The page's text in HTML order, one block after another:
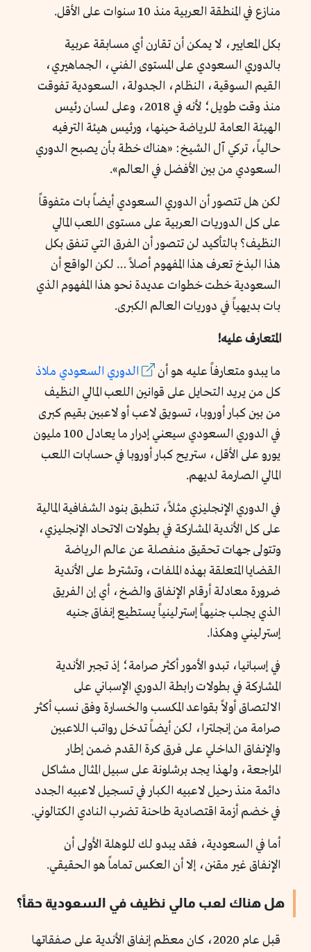
منازع في المنطقة العربية منذ 10 سنوات على الأقل.
بكل المعايير، لا يمكن أن تقارن أي مسابقة عربية
بالدوري السعودي على المستوى الفني، الجماهيري،
القيم السوقية، النظام، الجدولة، السعودية تفوقت
منذ وقت طويل؛ لأنه في 2018، وعلى لسان رئيس
الهيئة العامة للرياضة حينها، ورئيس هيئة الترفيه
حالياً، تركي آل الشيخ: «هناك خطة بأن يصبح الدوري
السعودي من بين الأفضل في العالم».
لكن هل تتصور أن الدوري السعودي أيضاً بات متفوقاً
على كل الدوريات العربية على مستوى اللعب المالي
النظيف؟ بالتأكيد لن تتصور أن الفرق التي تنفق بكل
هذا البذخ تعرف هذا المفهوم أصلاً … لكن الواقع أن
السعودية خطت خطوات عديدة نحو هذا المفهوم الذي
بات بديهياً في دوريات العالم الكبرى.
المتعارف عليه!
ما يبدو متعارفاً عليه هو أن
الدوري السعودي ملاذ
كل من يريد التحايل على قوانين اللعب المالي النظيف
من بين كبار أوروبا، تسويق لاعب أو لاعبين بقيم كبرى
في الدوري السعودي سيعني إدرار ما يعادل 100 مليون
يورو على الأقل، ستريح كبار أوروبا في حسابات اللعب
المالي الصارمة لديهم.
في الدوري الإنجليزي مثلاً، تنطبق بنود الشفافية المالية
على كل الأندية المشاركة في بطولات الاتحاد الإنجليزي،
وتتولى جهات تحقيق منفصلة عن عالم الرياضة
القضايا المتعلقة بهذه الملفات، وتشترط على الأندية
ضرورة معادلة أرقام الإنفاق والضخ، أي إن الفريق
الذي يجلب جنيهاً إسترلينياً يستطيع إنفاق جنيه
إسترليني وهكذا.
في إسبانيا، تبدو الأمور أكثر صرامة؛ إذ تجبر الأندية
المشاركة في بطولات رابطة الدوري الإسباني على
الالتصاق أولاً بقواعد المكسب والخسارة وفق نسب أكثر
صرامة من إنجلترا، لكن أيضاً تدخل رواتب اللاعبين
والإنفاق الداخلي على فرق كرة القدم ضمن إطار
المراجعة، ولهذا يجد برشلونة على سبيل المثال مشاكل
دائمة منذ رحيل لاعبيه الكبار في تسجيل لاعبيه الجدد
في خضم أزمة اقتصادية طاحنة تضرب النادي الكتالوني.
أما في السعودية، فقد يبدو لك للوهلة الأولى أن
الإنفاق غير مقنن، إلا أن العكس تماماً هو الحقيقي.
هل هناك لعب مالي نظيف في السعودية حقاً؟
قبل عام 2020، كان معظم إنفاق الأندية على صفقاتها